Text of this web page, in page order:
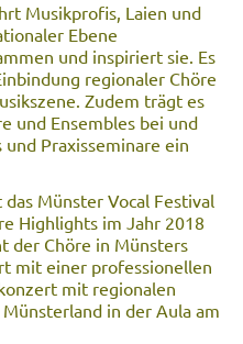
Musikprofis, Laien und
Ebene
und inspiriert sie. Es
regionaler Chöre
Zudem trägt es
und Ensembles bei und
Praxisseminare ein
Münster Vocal Festival
Highlights im Jahr 2018
der Chöre in Münsters
mit einer professionellen
mit regionalen
in der Aula am